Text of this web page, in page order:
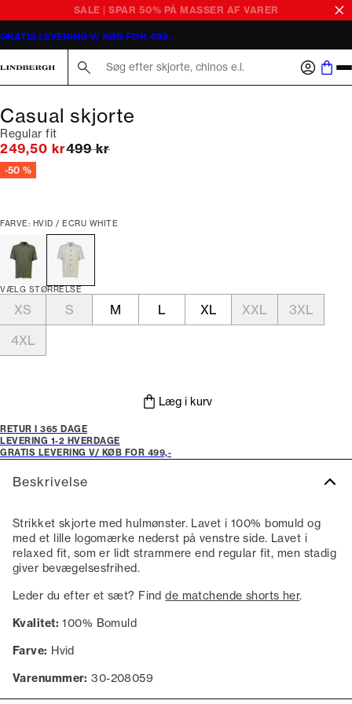
SALE | SPAR 50% PÅ MASSER AF VARER
GRATIS LEVERING V/ KØB FOR 499,-
Casual skjorte
Regular fit
249,50 krI alt (uden rabat)
499 kr
-50 %
FARVE: HVID / ECRU WHITE
VÆLG STØRRELSE
XS S M L XL XXL
3XL
4XL
Læg i kurv
RETUR I 365 DAGE
LEVERING 1-2 HVERDAGE
GRATIS LEVERING V/ KØB FOR 499,-
Beskrivelse
Strikket skjorte med hulmønster. Lavet i 100% bomuld og
med et lille logomærke nederst på venstre side. Lavet i
relaxed fit, som er lidt strammere end regular fit, men stadig
giver bevægelsesfrihed.
Leder du efter et sæt? Findde matchende shorts her.
Kvalitet: 100% Bomuld
Farve: Hvid
Varenummer: 30-208059